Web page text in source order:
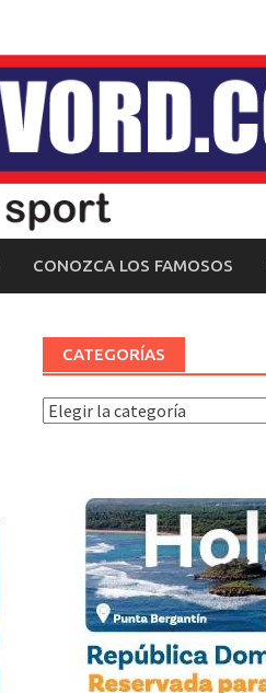
CONOZCA LOS FAMOSOS
CATEGORÍAS
Categorías